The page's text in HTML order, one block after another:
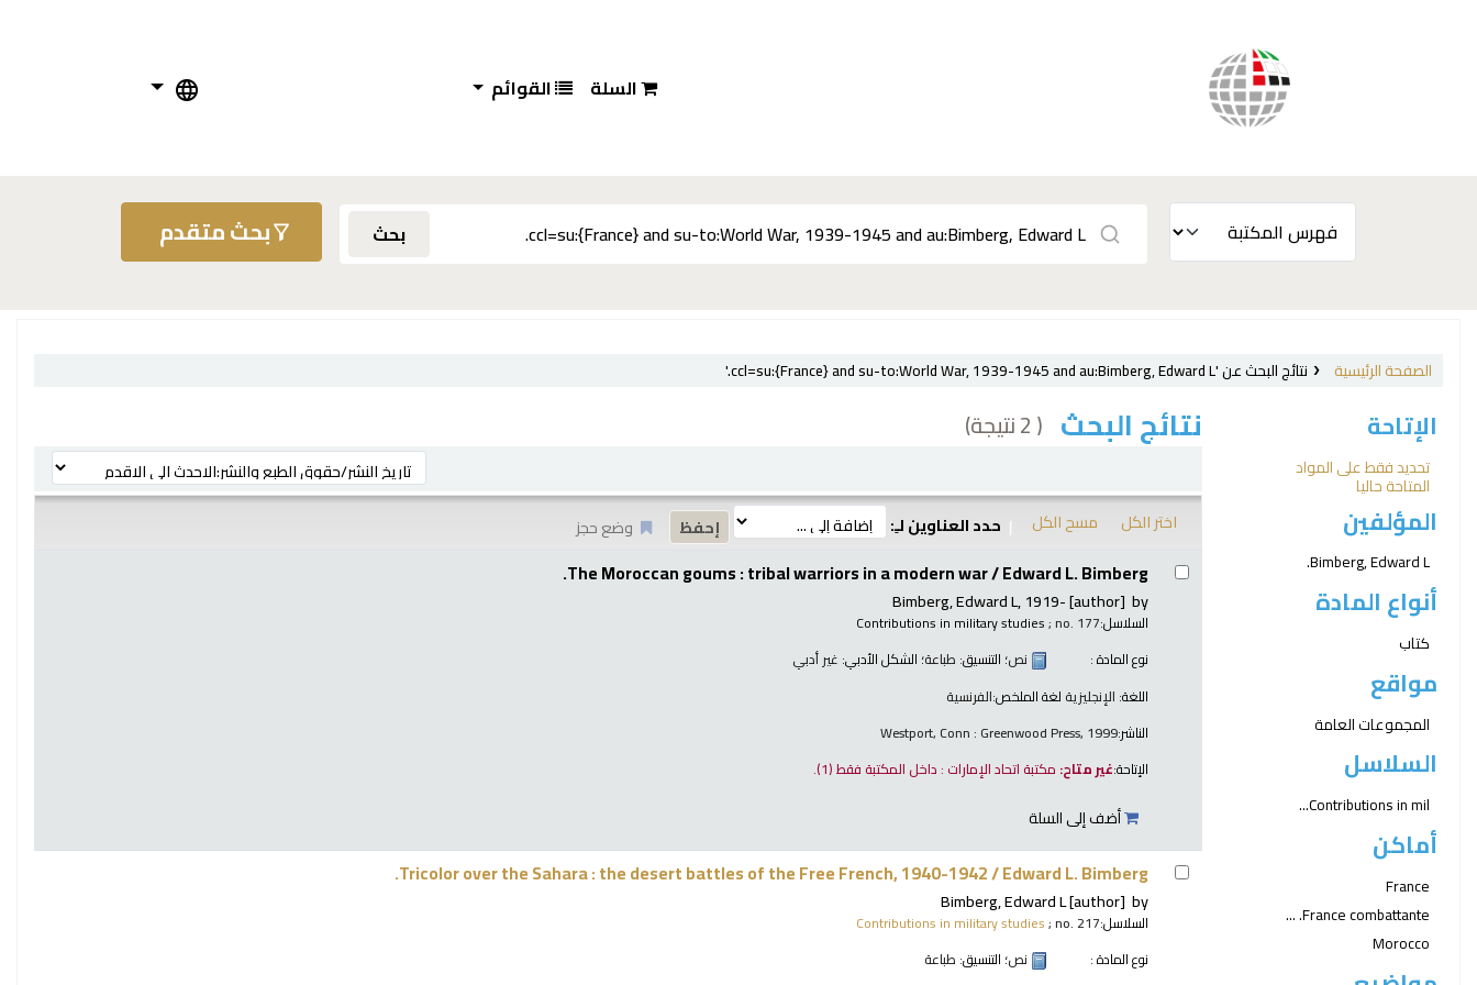
السلة القوائم
بحث بحث متقدم
الصفحة الرئيسية نتائج البحث عن 'ccl=su:{France} and su-to:World War, 1939-1945 and au:Bimberg, Edward L.'
الإتاحة
تحديد فقط على المواد
المتاحة حاليا
المؤلفين
Bimberg, Edward L.
أنواع المادة
كتاب
مواقع
المجموعات العامة
السلاسل
Contributions in mil...
أماكن
France
France combattante. ...
Morocco
نتائج البحث ( 2 نتيجة)
ترتيب بواسطة:
اختر الكل مسح الكل حدد العناوين لـِ: وضع حجز
نتائج The Moroccan goums : tribal warriors in a modern war /Edward L. Bimberg.
by
Bimberg, Edward L, 1919-[author]
السلاسل: Contributions in military studies; no. 177
نوع المادة :
نص؛ التنسيق: طباعة؛ الشكل الأدبي: غير أدبي
اللغة: الإنجليزية لغة الملخص:الفرنسية
الناشر:Westport, Conn : Greenwood Press, 1999
الإتاحة:غير متاح: مكتبة اتحاد الإمارات : داخل المكتبة فقط(1).
أضف إلى السلة
Tricolor over the Sahara : the desert battles of the Free French, 1940-1942 /Edward L. Bimberg.
by
Bimberg, Edward L[author]
السلاسل: Contributions in military studies; no. 217
نوع المادة :
نص؛ التنسيق: طباعة